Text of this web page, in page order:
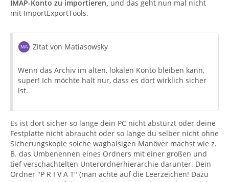
IMAP-Konto zu importieren, und das geht nun mal nicht
mit ImportExportTools.
Zitat von Matiasowsky
Wenn das Archiv im alten, lokalen Konto bleiben kann,
super! Ich möchte halt nur, dass es dort wirklich sicher
ist.
Es ist dort sicher so lange dein PC nicht abstürzt oder deine
Festplatte nicht abraucht oder so lange du selber nicht ohne
Sicherungskopie solche waghalsigen Manöver machst wie z.
B. das Umbenennen eines Ordners mit einer großen und
tief verschachtelten Unterordnerhierarchie darunter. Dein
Ordner "P R I V A T" (man achte auf die Leerzeichen! Dazu